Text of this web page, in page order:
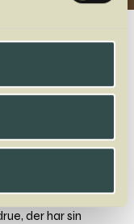
Q R S T U V W X
Dornfelder
der har sin